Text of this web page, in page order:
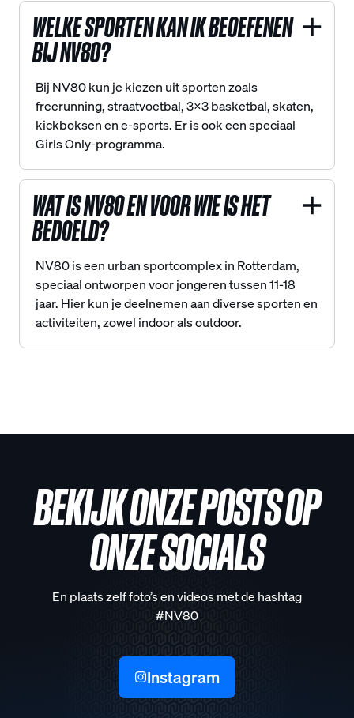
WELKE SPORTEN KAN IK BEOEFENEN
BIJ NV80?
Bij NV80 kun je kiezen uit sporten zoals
freerunning, straatvoetbal, 3x3 basketbal, skaten,
kickboksen en e-sports. Er is ook een speciaal
Girls Only-programma.
WAT IS NV80 EN VOOR WIE IS HET
BEDOELD?
NV80 is een urban sportcomplex in Rotterdam,
speciaal ontworpen voor jongeren tussen 11-18
jaar. Hier kun je deelnemen aan diverse sporten en
activiteiten, zowel indoor als outdoor.
BEKIJK ONZE POSTS OP
ONZE SOCIALS
En plaats zelf foto’s en videos met de hashtag
#NV80
Instagram